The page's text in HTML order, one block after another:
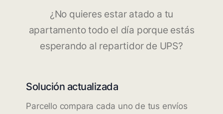
¿No quieres estar atado a tu
apartamento todo el día porque estás
esperando al repartidor de UPS?
Solución actualizada
Parcello compara cada uno de tus envíos